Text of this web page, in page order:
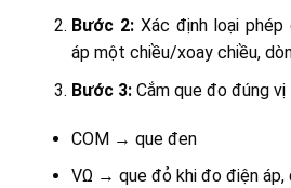
Bước 2:Xác định loại phép
áp một chiều/xoay chiều,
Bước 3:Cắm que đo đúng vị
COM → que đen
VΩ → que đỏ khi đo điện áp,